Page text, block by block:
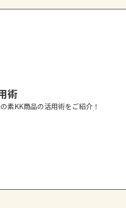
術
素KK商品の活用術をご紹介！